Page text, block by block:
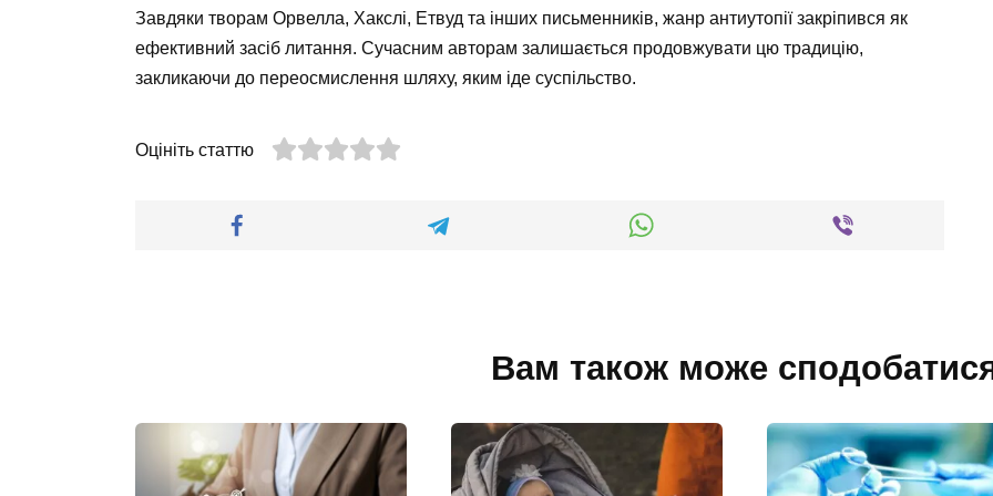
Завдяки творам Орвелла, Хакслі, Етвуд та інших письменників, жанр антиутопії закріпився як
ефективний засіб литання. Сучасним авторам залишається продовжувати цю традицію,
закликаючи до переосмислення шляху, яким іде суспільство.
Оцініть статтю
Вам також може